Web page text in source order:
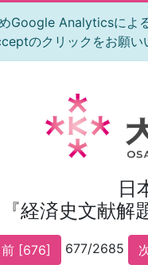
Google Analyticsによ
のクリックをお願い
日
『経済史文献
前 [676] 677/2685